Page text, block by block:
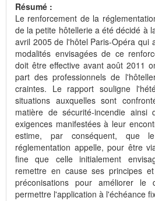
Résumé :
Le renforcement de la
de la petite hôtellerie a été décidé à
avril 2005 de l'hôtel Paris-Opéra qui
modalités envisagées de ce
doit être effective avant août 2011
part des professionnels de
craintes. Le rapport souligne
situations auxquelles sont
matière de sécurité-incendie ainsi
exigences manifestées à leur
estime, par conséquent, que
réglementation appelle, pour être
fine que celle initialement
remettre en cause ses principes
préconisations pour améliorer le
permettre l'application à l'échéance